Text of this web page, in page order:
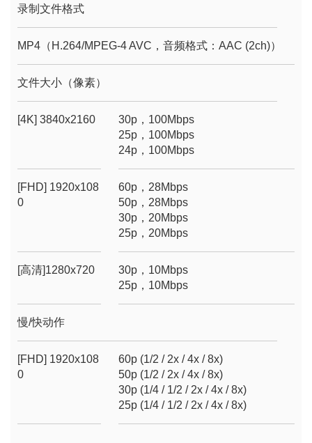
录制文件格式
MP4（H.264/MPEG-4 AVC，音频格式：AAC (2ch)）
文件大小（像素）
[4K] 3840x2160
30p，100Mbps
25p，100Mbps
24p，100Mbps
[FHD] 1920x108
0
60p，28Mbps
50p，28Mbps
30p，20Mbps
25p，20Mbps
[高清]1280x720
30p，10Mbps
25p，10Mbps
慢/快动作
[FHD] 1920x108
0
60p (1/2 / 2x / 4x / 8x)
50p (1/2 / 2x / 4x / 8x)
30p (1/4 / 1/2 / 2x / 4x / 8x)
25p (1/4 / 1/2 / 2x / 4x / 8x)